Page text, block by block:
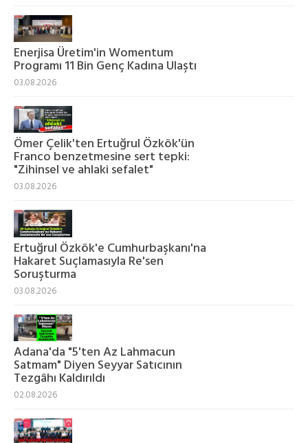
Enerjisa Üretim'in Womentum
Programı 11 Bin Genç Kadına Ulaştı
03.08.2026
Ömer Çelik'ten Ertuğrul Özkök'ün
Franco benzetmesine sert tepki:
"Zihinsel ve ahlaki sefalet"
03.08.2026
Ertuğrul Özkök'e Cumhurbaşkanı'na
Hakaret Suçlamasıyla Re'sen
Soruşturma
03.08.2026
Adana'da "5'ten Az Lahmacun
Satmam" Diyen Seyyar Satıcının
Tezgâhı Kaldırıldı
02.08.2026